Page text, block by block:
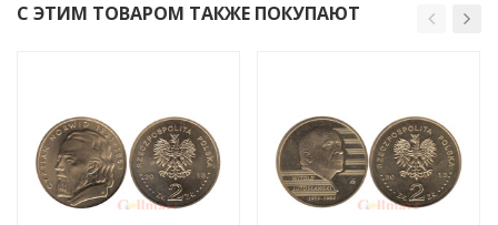
С ЭТИМ ТОВАРОМ ТАКЖЕ ПОКУПАЮТ